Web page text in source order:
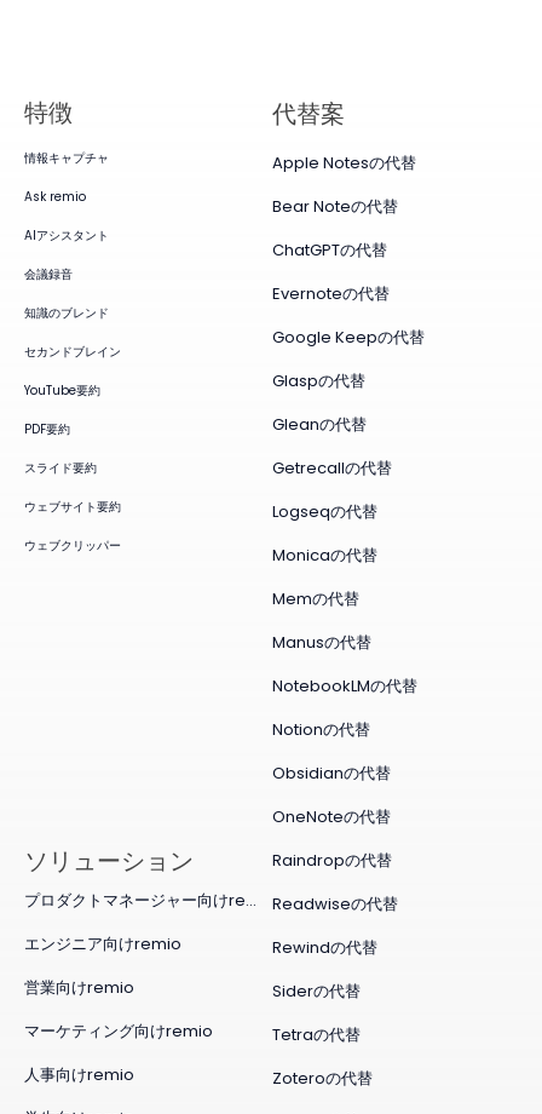
特徴
情報キャプチャ
Ask remio
AIアシスタント
会議録音
知識のブレンド
セカンドブレイン
YouTube要約
PDF要約
スライド要約
ウェブサイト要約
ウェブクリッパー
代替案
Apple Notesの代替
Bear Noteの代替
ChatGPTの代替
Evernoteの代替
Google Keepの代替
Glaspの代替
Gleanの代替
Getrecallの代替
Logseqの代替
Monicaの代替
Memの代替
Manusの代替
NotebookLMの代替
Notionの代替
Obsidianの代替
OneNoteの代替
Raindropの代替
Readwiseの代替
Rewindの代替
Siderの代替
Tetraの代替
Zoteroの代替
ソリューション
プロダクトマネージャー向けremio
エンジニア向けremio
営業向けremio
マーケティング向けremio
人事向けremio